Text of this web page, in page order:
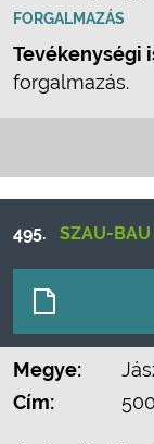
FORGALMAZÁS
Tevékenységi
forgalmazás.
495. SZAU-BAU
Megye:
Cím: